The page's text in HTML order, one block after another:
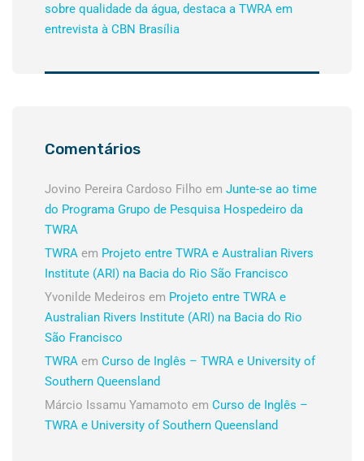
sobre qualidade da água, destaca a TWRA em
entrevista à CBN Brasília
Comentários
Jovino Pereira Cardoso Filho em Junte-se ao time
do Programa Grupo de Pesquisa Hospedeiro da
TWRA
TWRA em Projeto entre TWRA e Australian Rivers
Institute (ARI) na Bacia do Rio São Francisco
Yvonilde Medeiros em Projeto entre TWRA e
Australian Rivers Institute (ARI) na Bacia do Rio
São Francisco
TWRA em Curso de Inglês – TWRA e University of
Southern Queensland
Márcio Issamu Yamamoto em Curso de Inglês –
TWRA e University of Southern Queensland